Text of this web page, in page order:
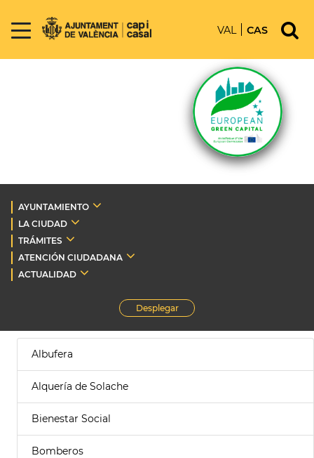
VAL CAS
AYUNTAMIENTO
LA CIUDAD
TRÁMITES
ATENCIÓN CIUDADANA
ACTUALIDAD
Desplegar
Albufera
Alquería de Solache
Bienestar Social
Bomberos